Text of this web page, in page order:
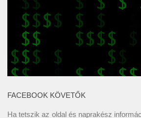
FACEBOOK KÖVETŐK
Ha tetszik az oldal és naprakész